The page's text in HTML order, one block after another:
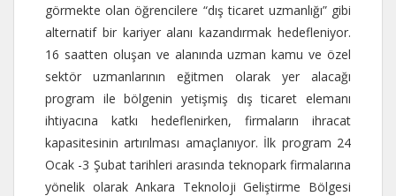
görmekte olan öğrencilere “dış ticaret uzmanlığı” gibi
alternatif bir kariyer alanı kazandırmak hedefleniyor.
16 saatten oluşan ve alanında uzman kamu ve özel
sektör uzmanlarının eğitmen olarak yer alacağı
program ile bölgenin yetişmiş dış ticaret elemanı
ihtiyacına katkı hedeflenirken, firmaların ihracat
kapasitesinin artırılması amaçlanıyor. İlk program 24
Ocak -3 Şubat tarihleri arasında teknopark firmalarına
yönelik olarak Ankara Teknoloji Geliştirme Bölgesi